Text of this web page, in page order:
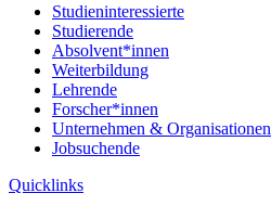
Studieninteressierte
Studierende
Absolvent*innen
Weiterbildung
Lehrende
Forscher*innen
Unternehmen & Organisationen
Jobsuchende
Quicklinks